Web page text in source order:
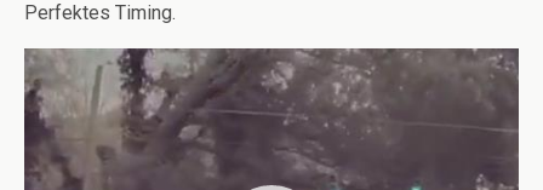
Perfektes Timing.
Video-
Player